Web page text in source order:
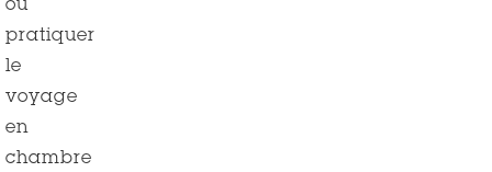
ou
pratiquer
le
voyage
en
chambre